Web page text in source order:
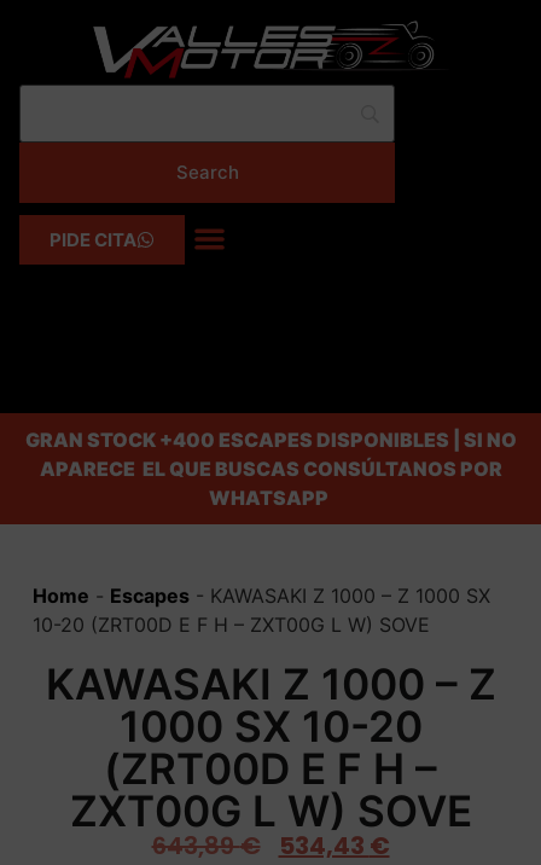
PIDE CITA
GRAN STOCK+400 ESCAPES DISPONIBLES | SI NO
APARECE EL QUE BUSCAS CONSÚLTANOS POR
WHATSAPP
Home - Escapes- KAWASAKI Z 1000 – Z 1000 SX
10-20 (ZRT00D E F H – ZXT00G L W) SOVE
KAWASAKI Z 1000 – Z
1000 SX 10-20
(ZRT00D E F H –
ZXT00G L W) SOVE
643,89€ 534,43 €